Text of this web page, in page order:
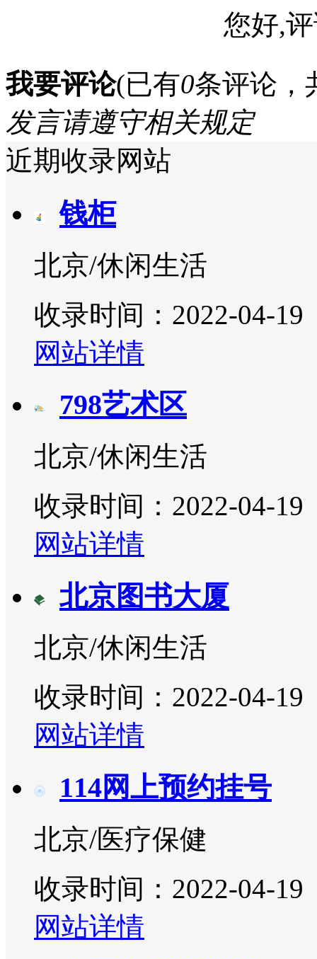
您好,
我要评论(已有0条评论，
发言请遵守相关规定
近期收录网站
钱柜
北京/休闲生活
收录时间：2022-04-19
网站详情
798艺术区
北京/休闲生活
收录时间：2022-04-19
网站详情
北京图书大厦
北京/休闲生活
收录时间：2022-04-19
网站详情
114网上预约挂号
北京/医疗保健
收录时间：2022-04-19
网站详情